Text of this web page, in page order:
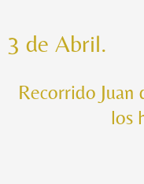
3 de Abril.
Recorrido Juan
los